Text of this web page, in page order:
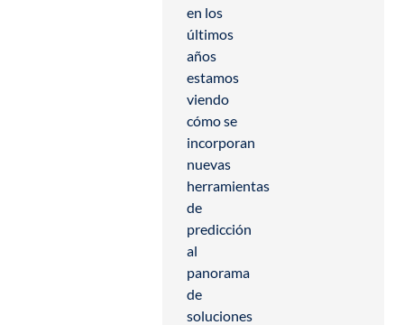
en los
últimos
años
estamos
viendo
cómo se
incorporan
nuevas
herramientas
de
predicción
al
panorama
de
soluciones